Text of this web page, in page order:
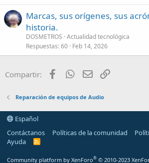
Marcas, sus orígenes, sus
historia.
DOSMETROS Actualidad tecnológica
Respuestas 60 Feb 14, 2026
Compartir: FacebookWhatsApp
Email
Reparación de equipos de Audio
Español
Contáctanos
Políticas de la comunidad
Ayuda
R
Community platform by XenForo® © 2010-2023